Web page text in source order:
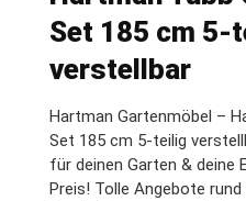
Set 185 cm 5-
verstellbar
Hartman Gartenmöbel –
Set 185 cm 5-teilig
für deinen Garten & deine
Preis! Tolle Angebote